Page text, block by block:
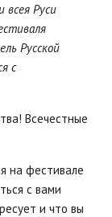
всея Руси
Русской
с
Всечестные
на фестивале
с вами
и что вы